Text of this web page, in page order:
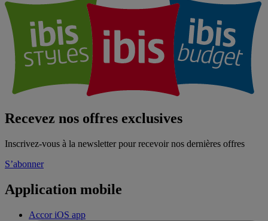
Recevez nos offres exclusives
Inscrivez-vous à la newsletter pour recevoir nos dernières offres
S’abonner
Application mobile
Accor iOS app